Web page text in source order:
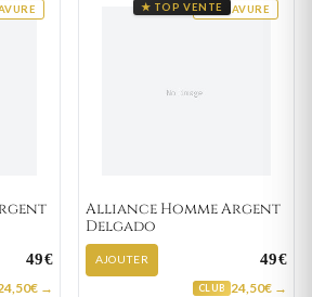
49€
→
GRAVURE
★ TOP VENTE
Alliance Homme Argent
Delgado
AJOUTER 49€
CLUB 24,50€ →